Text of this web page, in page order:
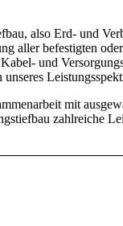
also Erd- und
aller befestigten
und
mit
zahlreiche